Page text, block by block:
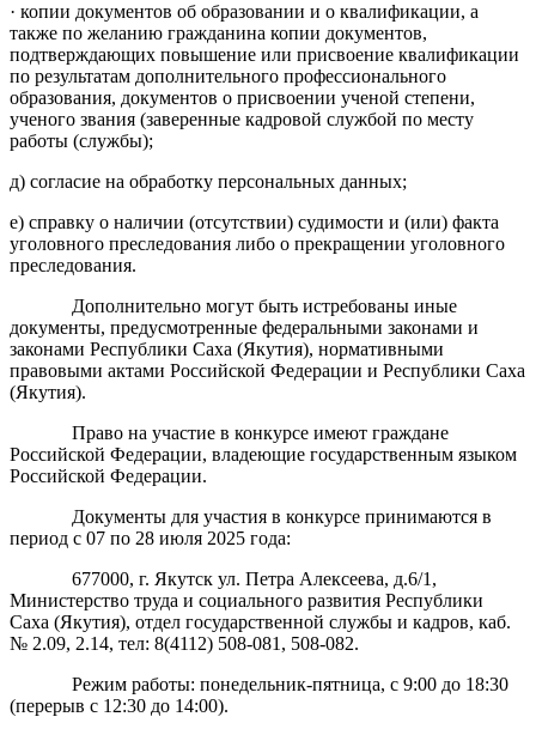
· копии документов об образовании и о квалификации, а
также по желанию гражданина копии документов,
подтверждающих повышение или присвоение квалификации
по результатам дополнительного профессионального
образования, документов о присвоении ученой степени,
ученого звания (заверенные кадровой службой по месту
работы (службы);
д) согласие на обработку персональных данных;
е) справку о наличии (отсутствии) судимости и (или) факта
уголовного преследования либо о прекращении уголовного
преследования.
Дополнительно могут быть истребованы иные
документы, предусмотренные федеральными законами и
законами Республики Саха (Якутия), нормативными
правовыми актами Российской Федерации и Республики Саха
(Якутия).
Право на участие в конкурсе имеют граждане
Российской Федерации, владеющие государственным языком
Российской Федерации.
Документы для участия в конкурсе принимаются в
период с 07 по 28 июля 2025 года:
677000, г. Якутск ул. Петра Алексеева, д.6/1,
Министерство труда и социального развития Республики
Саха (Якутия), отдел государственной службы и кадров, каб.
№ 2.09, 2.14, тел: 8(4112) 508-081, 508-082.
Режим работы: понедельник-пятница, с 9:00 до 18:30
(перерыв с 12:30 до 14:00).